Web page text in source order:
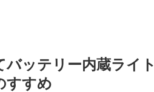
バッテリー内蔵ライ
すすめ